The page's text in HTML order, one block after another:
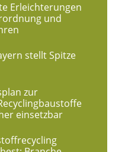
Erleichterungen
und
stellt Spitze
zur
einsetzbar